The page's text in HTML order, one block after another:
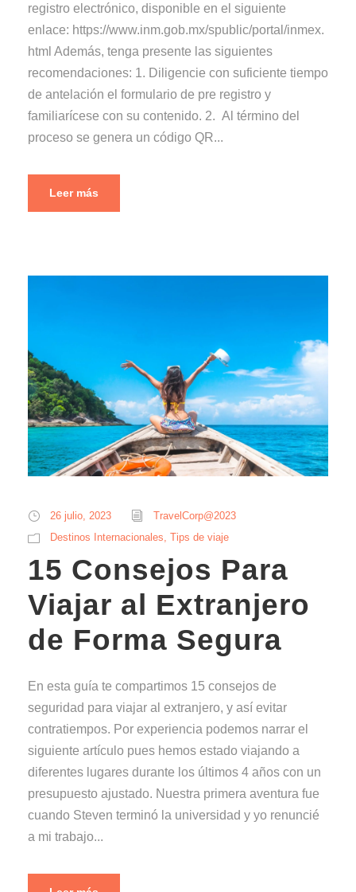
registro electrónico, disponible en el siguiente
enlace: https://www.inm.gob.mx/spublic/portal/inmex.
html Además, tenga presente las siguientes
recomendaciones: 1. Diligencie con suficiente tiempo
de antelación el formulario de pre registro y
familiarícese con su contenido. 2. Al término del
proceso se genera un código QR...
Leer más
26 julio, 2023
TravelCorp@2023
Destinos Internacionales Tips de viaje
15 Consejos Para
Viajar al Extranjero
de Forma Segura
En esta guía te compartimos 15 consejos de
seguridad para viajar al extranjero, y así evitar
contratiempos. Por experiencia podemos narrar el
siguiente artículo pues hemos estado viajando a
diferentes lugares durante los últimos 4 años con un
presupuesto ajustado. Nuestra primera aventura fue
cuando Steven terminó la universidad y yo renuncié
a mi trabajo...